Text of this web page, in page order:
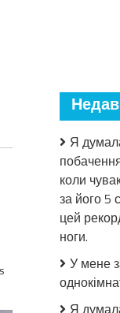
Я
коли
за його 5
цей
ноги.
У мене
Я